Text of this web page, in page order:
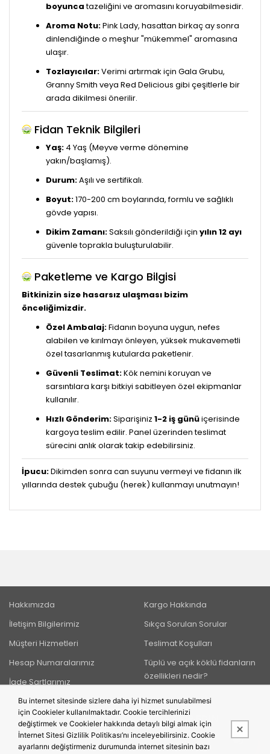
boyuncatazeliğini ve aromasını koruyabilmesidir.
Aroma Notu:Pink Lady, hasattan birkaç ay sonra
dinlendiğinde o meşhur "mükemmel" aromasına
ulaşır.
Tozlayıcılar:Verimi artırmak için Gala Grubu,
Granny Smith veya Red Delicious gibi çeşitlerle bir
arada dikilmesi önerilir.
Fidan Teknik Bilgileri
Yaş: 4 Yaş (Meyve verme dönemine
yakın/başlamış).
Durum:Aşılı ve sertifikalı.
Boyut:170-200 cm boylarında, formlu ve sağlıklı
gövde yapısı.
Dikim Zamanı:Saksılı gönderildiği için yılın 12 ayı
güvenle toprakla buluşturulabilir.
Paketleme ve Kargo Bilgisi
Bitkinizin size hasarsız ulaşması bizim
önceliğimizdir.
Özel Ambalaj:Fidanın boyuna uygun, nefes
alabilen ve kırılmayı önleyen, yüksek mukavemetli
özel tasarlanmış kutularda paketlenir.
Güvenli Teslimat:Kök nemini koruyan ve
sarsıntılara karşı bitkiyi sabitleyen özel ekipmanlar
kullanılır.
Hızlı Gönderim:Siparişiniz 1-2 iş günüiçerisinde
kargoya teslim edilir. Panel üzerinden teslimat
sürecini anlık olarak takip edebilirsiniz.
İpucu:Dikimden sonra can suyunu vermeyi ve fidanın ilk
yıllarında destek çubuğu (herek) kullanmayı unutmayın!
Hakkımızda
İletişim Bilgilerimiz
Müşteri Hizmetleri
Hesap Numaralarımız
İade Şartlarımız
Kargo Hakkında
Sıkça Sorulan Sorular
Teslimat Koşulları
Tüplü ve açık köklü fidanların
özellikleri nedir?
BIZI TAKIP EDIN
Bu internet sitesinde sizlere daha iyi hizmet sunulabilmesi
için Cookieler kullanılmaktadır. Cookie tercihlerinizi
değiştirmek ve Cookieler hakkında detaylı bilgi almak için
İnternet Sitesi Gizlilik Politikası’nı inceleyebilirsiniz. Cookie
ayarlarını değiştirmeniz durumunda internet sitesinin bazı